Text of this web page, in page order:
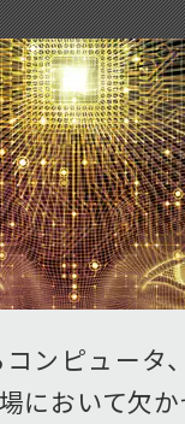
ンピュータ
において欠